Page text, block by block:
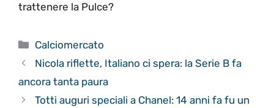
trattenere la Pulce?
Categorie
Calciomercato
Nicola riflette, Italiano ci spera: la Serie B fa
ancora tanta paura
Totti auguri speciali a Chanel: 14 anni fa fu un